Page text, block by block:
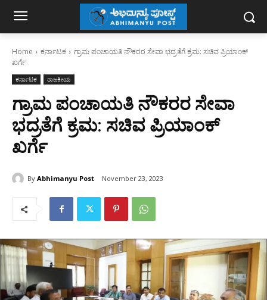
Home ಕರ್ನಾಟಕ
ಗ್ರಾಮ ಪಂಚಾಯತಿ ನೌಕರರ ಸೇವಾ ಭದ್ರತೆಗೆ ಕ್ರಮ: ಸಚಿವ ಪ್ರಿಯಾಂಕ್‌
ಖರ್ಗೆ
ಕರ್ನಾಟಕ ರಾಜಕೀಯ
ಗ್ರಾಮ ಪಂಚಾಯತಿ ನೌಕರರ ಸೇವಾ
ಭದ್ರತೆಗೆ ಕ್ರಮ: ಸಚಿವ ಪ್ರಿಯಾಂಕ್‌
ಖರ್ಗೆ
By Abhimanyu Post November 23, 2023